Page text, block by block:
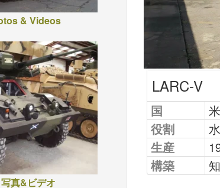
LARC-V
国
役割
生産
構築
& Videos
真&ビデオ